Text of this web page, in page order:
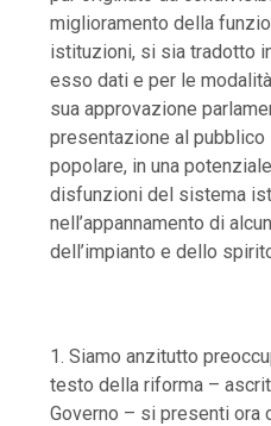
miglioramento della
istituzioni, si sia tradotto
esso dati e per le
sua approvazione
presentazione al
popolare, in una
disfunzioni del sistema
nell’appannamento di
dell’impianto e dello
1. Siamo anzitutto
testo della riforma –
Governo – si presenti ora